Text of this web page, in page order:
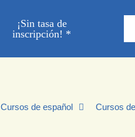
¡Sin tasa de
inscripción! *
Cursos de español Cursos